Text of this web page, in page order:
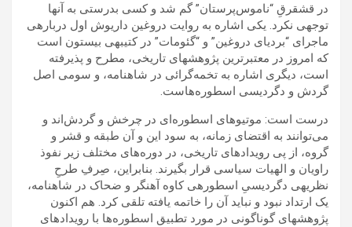
در قشقرقِ “ناموس‌پرستان” گم شد و کسی بدرستی به آنها
توجهی نکرد. یکی اشاره به روایت دروغین داریوش اول درباره‍ی
ماجرای “بردیای دروغین” و “گئومات” در کتیبه‍ی بیستون است
که امروز در معتبرترین پژوهشهای تاریخی، مطرح و پذیرفته
است، دیگری اشاره به تخمه‌گرائی در شاهنامه، و سومی اصل
گردش و دگردیسی اسطوره‌هاست.
درست است: موتیوهای اسطوره‌‌ای در چرخش و گردش‌اند و
می‌توانند به اقتضای زمانه، به سود این و آن طبقه و قشر و
گروه، از پی رویدادهای تاریخی، در دوره‌های مختلف زیر نفوذ
راویان و الهیات سیاسی قرار بگیرند. بنابراین، صِرفِ طرحِ
نظریه‍ی دگردیسیِ اسطوره‍ی کاوه آهنگر و ضحاک در شاهنامه،
یک ارتداد نبود و نباید آن را خاتمه یافته تلقی کرد. هم اکنون
پژوهشهای گوناگونی در مورد تطبیق اسطوره‌ها با رویدادهای